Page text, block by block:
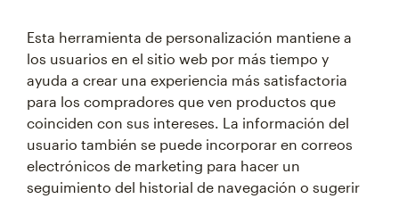
Esta herramienta de personalización mantiene a
los usuarios en el sitio web por más tiempo y
ayuda a crear una experiencia más satisfactoria
para los compradores que ven productos que
coinciden con sus intereses. La información del
usuario también se puede incorporar en correos
electrónicos de marketing para hacer un
seguimiento del historial de navegación o sugerir